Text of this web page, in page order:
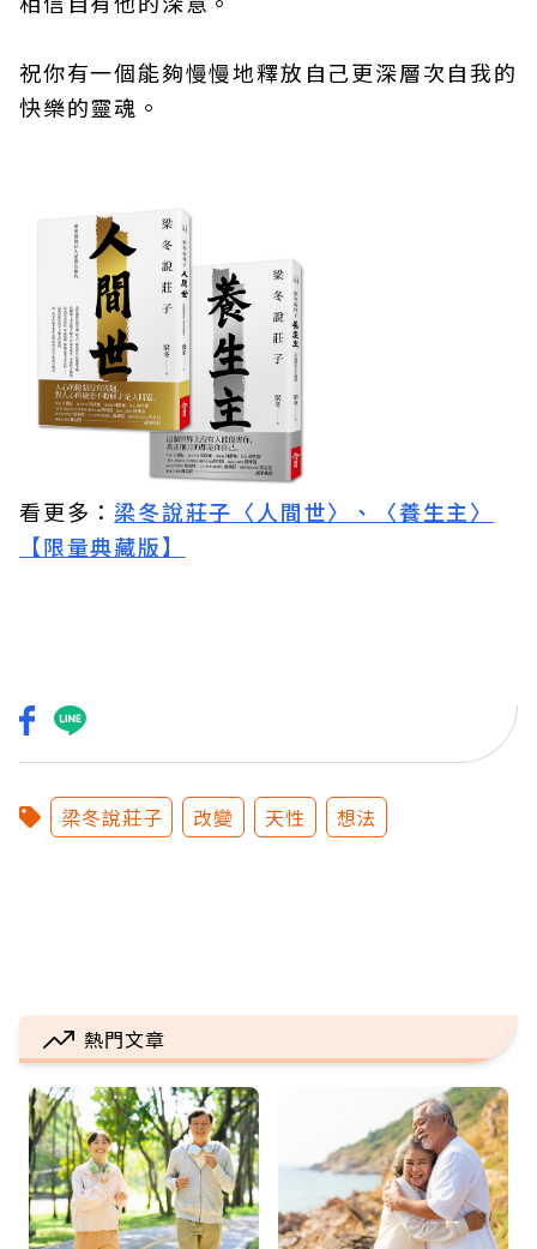
祝你有一個能夠慢慢地釋放自己更深層次自我的
快樂的靈魂。
看更多： 梁冬說莊子〈人間世〉、〈養生主〉
【限量典藏版】
梁冬說莊子 改變 天性 想法
熱門文章